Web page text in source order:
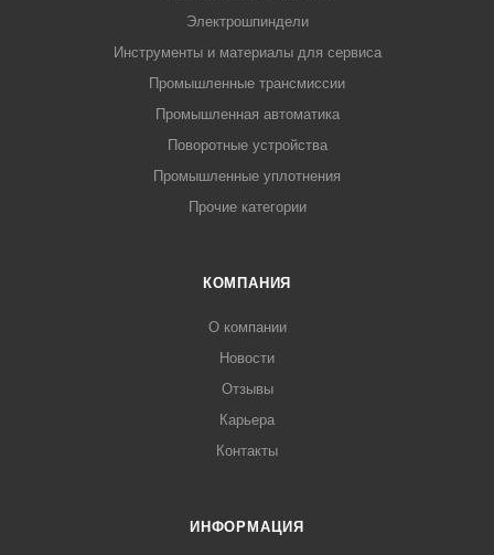
Электрошпиндели
Инструменты и материалы для сервиса
Промышленные трансмиссии
Промышленная автоматика
Поворотные устройства
Промышленные уплотнения
Прочие категории
КОМПАНИЯ
О компании
Новости
Отзывы
Карьера
Контакты
ИНФОРМАЦИЯ